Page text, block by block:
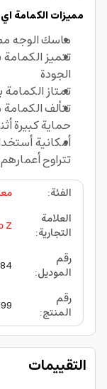
مميزات الكمامة اي
ماسك الوجه
تتميز
الجودة
تمتاز الكمامة
حماية كبيرة
أمكانية
تتراوح
الفئة:
العلامة
التجارية:
Z
رقم
الموديل:
رقم
المنتج:
التقييمات